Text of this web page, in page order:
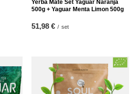
Yerba Mate Set Yaguar Naranja
500g + Yaguar Menta Limon 500g
51,98 € / set